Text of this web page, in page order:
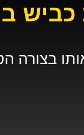
בצורה